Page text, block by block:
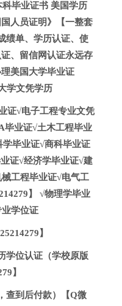
毕业证书 美国学历
人员证明》【一整套
绩单、学历认证、使
、留信网认证永远存
美国大学毕业证
学文凭学历
证√电子工程专业文凭
毕业证√土木工程毕业
学毕业证√商科毕业证
证√经济学毕业证√建
工程毕业证√电气工
】 √物理学毕业
学位证
】
学位认证（学校原版
】
查到后付款）【Q微